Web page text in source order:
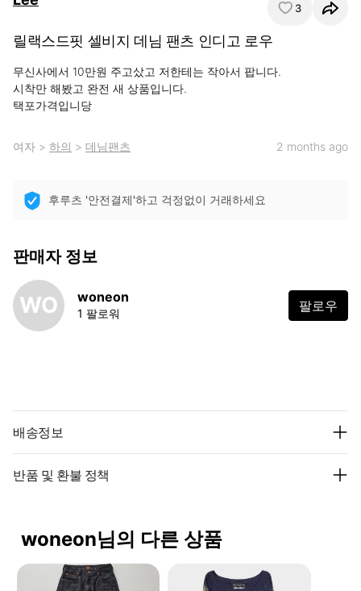
3
릴랙스드핏 셀비지 데님 팬츠 인디고 로우
무신사에서 10만원 주고샀고 저한테는 작아서 팝니다.
시착만 해봤고 완전 새 상품입니다.
택포가격입니당
여자 > 하의 > 데님팬츠 2 months ago
후루츠 '안전결제'하고 걱정없이 거래하세요
판매자 정보
WO woneon
1 팔로워 팔로우
배송정보
반품 및 환불 정책
woneon님의 다른 상품